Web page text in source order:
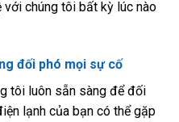
với chúng tôi bất kỳ lúc nào
đối phó mọi sự cố
tôi luôn sẵn sàng để đối
lạnh của bạn có thể gặp